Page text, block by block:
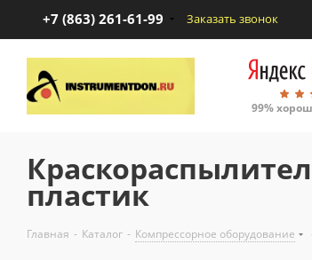
+7 (863) 261-61-99 Заказать звонок
99%
пластик
Главная - Каталог - Компрессорное оборудование